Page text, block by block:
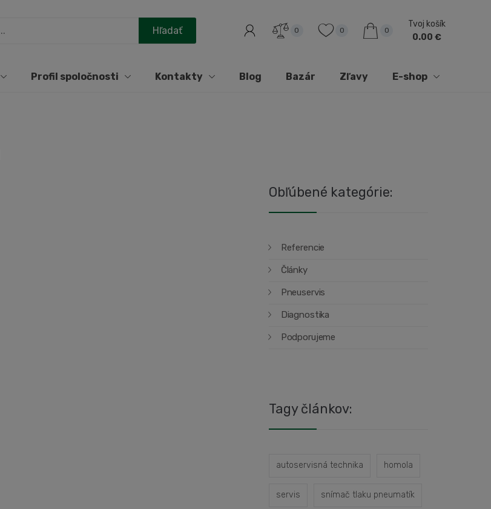
0 0 0
Tvoj košík
0.00 €
Profil spoločnosti Kontakty Blog Bazár Zľavy E-shop
Obľúbené kategórie:
Referencie
Články
Pneuservis
Diagnostika
Podporujeme
Tagy článkov:
autoservisná technika homola
servis snímač tlaku pneumatík